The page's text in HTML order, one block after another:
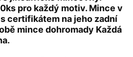
pro každý motiv. Mince v
certifikátem na jeho zadní
mince dohromady Každá